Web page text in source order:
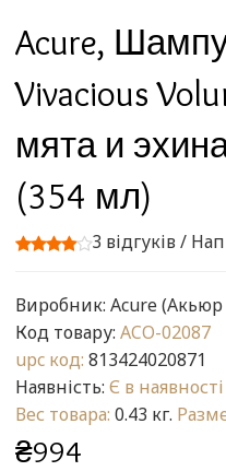
Acure,
Vivacious
мята и
(354 мл)
3 відгуків/
Виробник: Acure
Код товару: ACO-02087
upc код: 813424020871
Наявність: Є в наявності
Вес товара: 0.43 кг.
₴994